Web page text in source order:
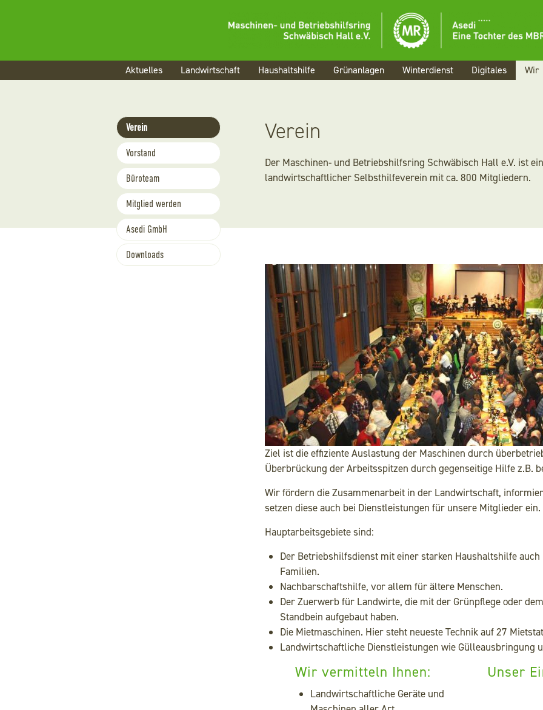
überspringen
Aktuelles Landwirtschaft Haushaltshilfe Grünanlagen Winterdienst Digitales Wir
Verein
Der Maschinen- und Betriebshilfsring Schwäbisch Hall e.V. ist ein
landwirtschaftlicher Selbsthilfeverein mit ca. 800 Mitgliedern.
Ziel ist die effiziente Auslastung der Maschinen durch
Überbrückung der Arbeitsspitzen durch gegenseitige Hilfe z.B.
Wir fördern die Zusammenarbeit in der Landwirtschaft,
setzen diese auch bei Dienstleistungen für unsere Mitglieder ein.
Hauptarbeitsgebiete sind:
Der Betriebshilfsdienst mit einer starken Haushaltshilfe
Familien.
Nachbarschaftshilfe, vor allem für ältere Menschen.
Der Zuerwerb für Landwirte, die mit der Grünpflege oder
Standbein aufgebaut haben.
Die Mietmaschinen. Hier steht neueste Technik auf 27
Landwirtschaftliche Dienstleistungen wie Gülleausbringung
Wir vermitteln Ihnen:
Landwirtschaftliche Geräte und
Unser
Navigation
überspringen
Verein
Vorstand
Büroteam
Mitglied werden
Asedi GmbH
Downloads
Aktuelles
Winterdienst
Karriere
Kontakt
Suche